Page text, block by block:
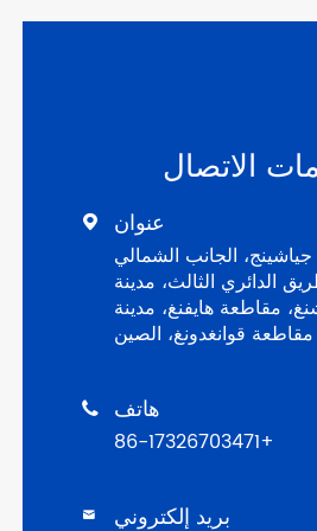
الاتصال
 عنوان
الجانب الشمالي
الدائري الثالث، مدينة
مقاطعة هايفنغ، مدينة
قوانغدونغ، الصين
 هاتف
+86-17326703471
 بريد إلكتروني